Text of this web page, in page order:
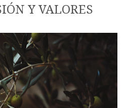
Y VALORES